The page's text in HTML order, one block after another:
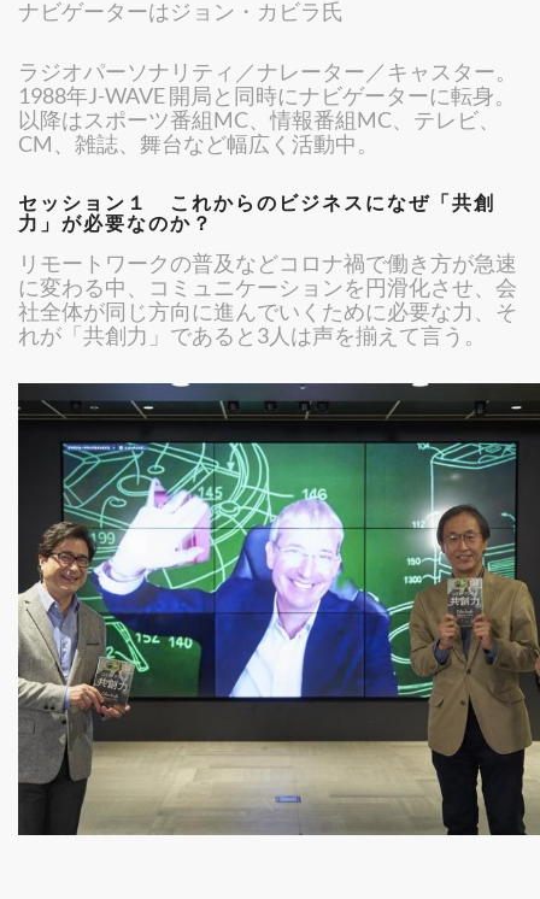
ナビゲーターはジョン・カビラ氏
ラジオパーソナリティ／ナレーター／キャスター。
1988年J-WAVE 開局と同時にナビゲーターに転身。
以降はスポーツ番組MC、情報番組MC、テレビ、
CM、雑誌、舞台など幅広く活動中。
セッション１ これからのビジネスになぜ「共創
力」が必要なのか？
リモートワークの普及などコロナ禍で働き方が急速
に変わる中、コミュニケーションを円滑化させ、会
社全体が同じ方向に進んでいくために必要な力、そ
れが「共創力」であると3人は声を揃えて言う。